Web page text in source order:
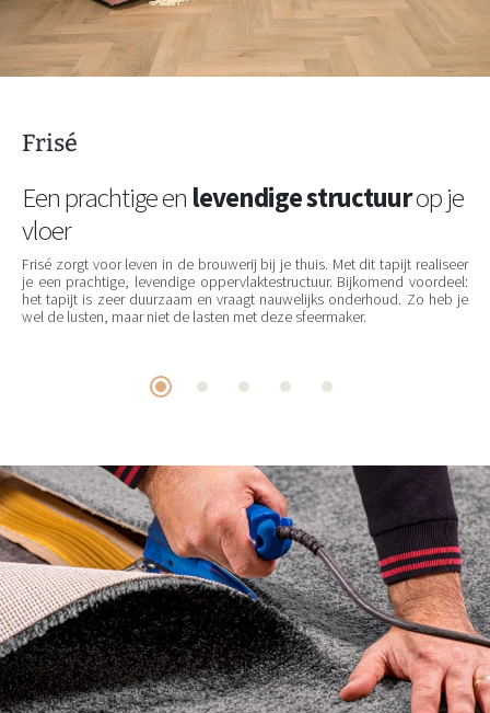
Frisé
Een prachtige en levendige structuurop je
vloer
Frisé zorgt voor leven in de brouwerij bij je thuis. Met dit tapijt realiseer
je een prachtige, levendige oppervlaktestructuur. Bijkomend voordeel:
het tapijt is zeer duurzaam en vraagt nauwelijks onderhoud. Zo heb je
wel de lusten, maar niet de lasten met deze sfeermaker.